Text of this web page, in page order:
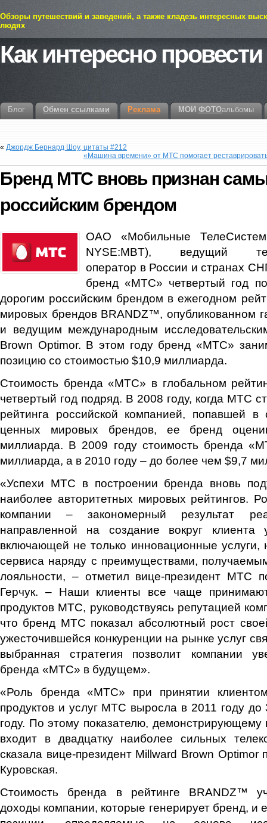
Обзоры путешествий и заведений, а также кладезь интересных
людях
Как интересно
Блог Обмен ссылками Реклама МОИ ФОТОальбомы
« Джордж Бернард Шоу, цитаты #212
«Машина времени» от МТС помогает
Бренд МТС вновь признан
российским брендом
ОАО «Мобильные
NYSE:MBT), ведущий
оператор в России и странах
бренд «МТС» четвертый год
дорогим российским брендом в ежегодном
мировых брендов BRANDZ™, опубликованном
и ведущим международным
Brown Optimor. В этом году бренд «МТС»
позицию со стоимостью $10,9 миллиарда.
Стоимость бренда «МТС» в глобальном
четвертый год подряд. В 2008 году, когда МТС
рейтинга российской компанией, попавшей в
ценных мировых брендов, ее бренд
миллиарда. В 2009 году стоимость бренда
миллиарда, а в 2010 году – до более чем $9,7
«Успехи МТС в построении бренда вновь
наиболее авторитетных мировых рейтингов.
компании – закономерный результат
направленной на создание вокруг клиента
включающей не только инновационные услуги,
сервиса наряду с преимуществами,
лояльности, – отметил вице-президент МТС
Герчук. – Наши клиенты все чаще
продуктов МТС, руководствуясь репутацией
что бренд МТС показал абсолютный рост
ужесточившейся конкуренции на рынке услуг
выбранная стратегия позволит компании
бренда «МТС» в будущем».
«Роль бренда «МТС» при принятии
продуктов и услуг МТС выросла в 2011 году
году. По этому показателю,
входит в двадцатку наиболее сильных
сказала вице-президент Millward Brown Optimor
Куровская.
Стоимость бренда в рейтинге BRANDZ™
доходы компании, которые генерирует бренд, и